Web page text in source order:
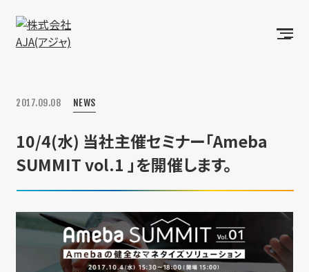
2017.09.08 NEWS
10/4(水) 当社主催セミナー「Ameba
SUMMIT vol.1 」を開催します。